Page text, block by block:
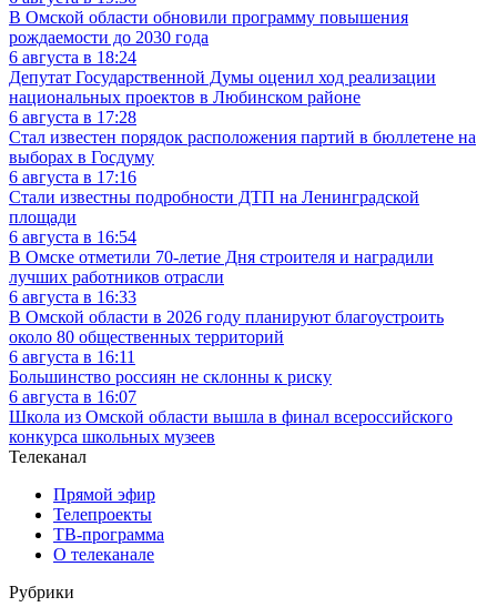
В Омской области обновили программу повышения
рождаемости до 2030 года
6 августа в 18:24
Депутат Государственной Думы оценил ход реализации
национальных проектов в Любинском районе
6 августа в 17:28
Стал известен порядок расположения партий в бюллетене на
выборах в Госдуму
6 августа в 17:16
Стали известны подробности ДТП на Ленинградской
площади
6 августа в 16:54
В Омске отметили 70-летие Дня строителя и наградили
лучших работников отрасли
6 августа в 16:33
В Омской области в 2026 году планируют благоустроить
около 80 общественных территорий
6 августа в 16:11
Большинство россиян не склонны к риску
6 августа в 16:07
Школа из Омской области вышла в финал всероссийского
конкурса школьных музеев
Телеканал
Прямой эфир
Телепроекты
ТВ-программа
О телеканале
Рубрики